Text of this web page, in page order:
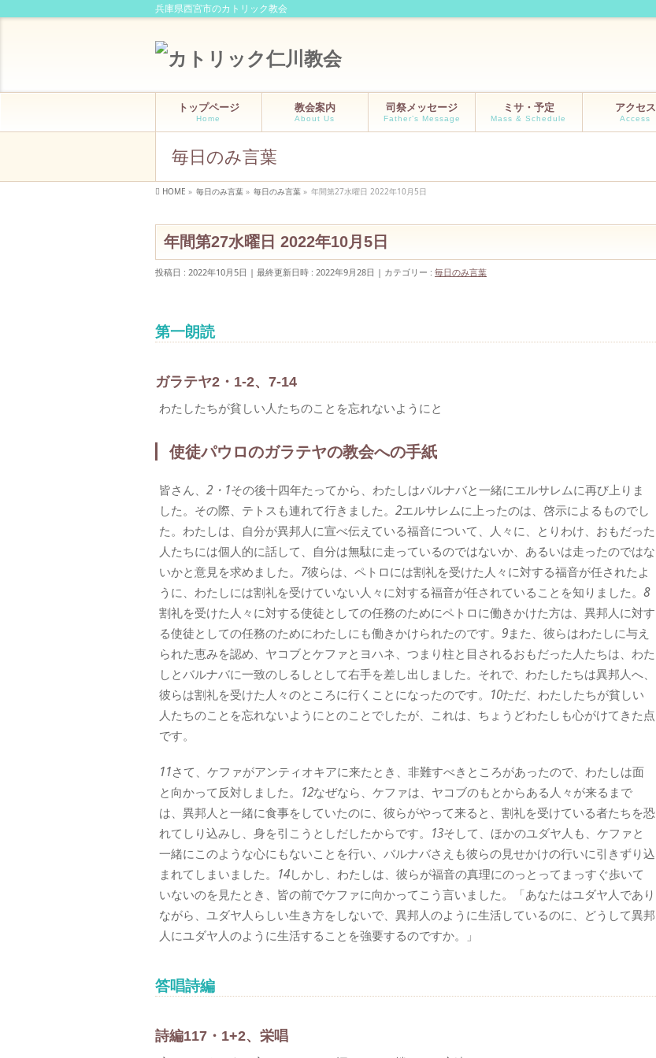
兵庫県西宮市のカトリック教会
トップページ
Home
教会案内
About Us
司祭メッセージ
Father’s Message
ミサ・予定
Mass & Schedule
アクセス
Access
毎日のみ言葉
HOME » 毎日のみ言葉 » 毎日のみ言葉 » 年間第27水曜日 2022年10月5日
年間第27水曜日 2022年10月5日
投稿日 : 2022年10月5日 最終更新日時 : 2022年9月28日 カテゴリー : 毎日のみ言葉
第一朗読
ガラテヤ2・1-2、7-14
わたしたちが貧しい人たちのことを忘れないようにと
使徒パウロのガラテヤの教会への手紙
皆さん、 2・1その後十四年たってから、わたしはバルナバと一緒にエルサレムに再び上りま
した。その際、テトスも連れて行きました。 2エルサレムに上ったのは、啓示によるものでし
た。わたしは、自分が異邦人に宣べ伝えている福音について、人々に、とりわけ、おもだった
人たちには個人的に話して、自分は無駄に走っているのではないか、あるいは走ったのではな
いかと意見を求めました。 7彼らは、ペトロには割礼を受けた人々に対する福音が任されたよ
うに、わたしには割礼を受けていない人々に対する福音が任されていることを知りました。 8
割礼を受けた人々に対する使徒としての任務のためにペトロに働きかけた方は、異邦人に対す
る使徒としての任務のためにわたしにも働きかけられたのです。 9また、彼らはわたしに与え
られた恵みを認め、ヤコブとケファとヨハネ、つまり柱と目されるおもだった人たちは、わた
しとバルナバに一致のしるしとして右手を差し出しました。それで、わたしたちは異邦人へ、
彼らは割礼を受けた人々のところに行くことになったのです。 10ただ、わたしたちが貧しい
人たちのことを忘れないようにとのことでしたが、これは、ちょうどわたしも心がけてきた点
です。
11さて、ケファがアンティオキアに来たとき、非難すべきところがあったので、わたしは面
と向かって反対しました。 12なぜなら、ケファは、ヤコブのもとからある人々が来るまで
は、異邦人と一緒に食事をしていたのに、彼らがやって来ると、割礼を受けている者たちを恐
れてしり込みし、身を引こうとしだしたからです。 13そして、ほかのユダヤ人も、ケファと
一緒にこのような心にもないことを行い、バルナバさえも彼らの見せかけの行いに引きずり込
まれてしまいました。 14しかし、わたしは、彼らが福音の真理にのっとってまっすぐ歩いて
いないのを見たとき、皆の前でケファに向かってこう言いました。「あなたはユダヤ人であり
ながら、ユダヤ人らしい生き方をしないで、異邦人のように生活しているのに、どうして異邦
人にユダヤ人のように生活することを強要するのですか。」
答唱詩編
詩編117・1+2、栄唱